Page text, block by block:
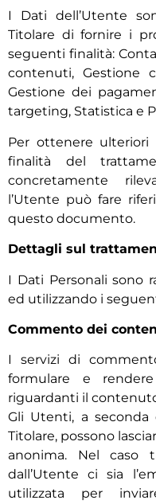
I Dati dell’Utente
Titolare di fornire i
seguenti finalità:
contenuti, Gestione
Gestione dei
targeting, Statistica e
Per ottenere ulteriori
finalità del
concretamente
l’Utente può fare
questo documento.
Dettagli sul
I Dati Personali sono
ed utilizzando i
Commento dei
I servizi di
formulare e
riguardanti il
Gli Utenti, a seconda
Titolare, possono
anonima. Nel caso
dall’Utente ci sia
utilizzata per